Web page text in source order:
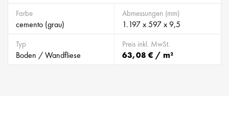
Farbe
cemento (grau)
Abmessungen (mm)
1.197 x 597 x 9,5
Typ
Boden / Wandfliese
Preis inkl. MwSt.
63,08 € / m²